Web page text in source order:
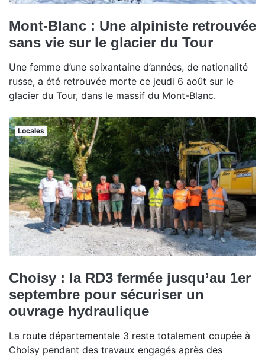
Mont-Blanc : Une alpiniste retrouvée
sans vie sur le glacier du Tour
Une femme d’une soixantaine d’années, de nationalité
russe, a été retrouvée morte ce jeudi 6 août sur le
glacier du Tour, dans le massif du Mont-Blanc.
Locales
Choisy : la RD3 fermée jusqu’au 1er
septembre pour sécuriser un
ouvrage hydraulique
La route départementale 3 reste totalement coupée à
Choisy pendant des travaux engagés après des